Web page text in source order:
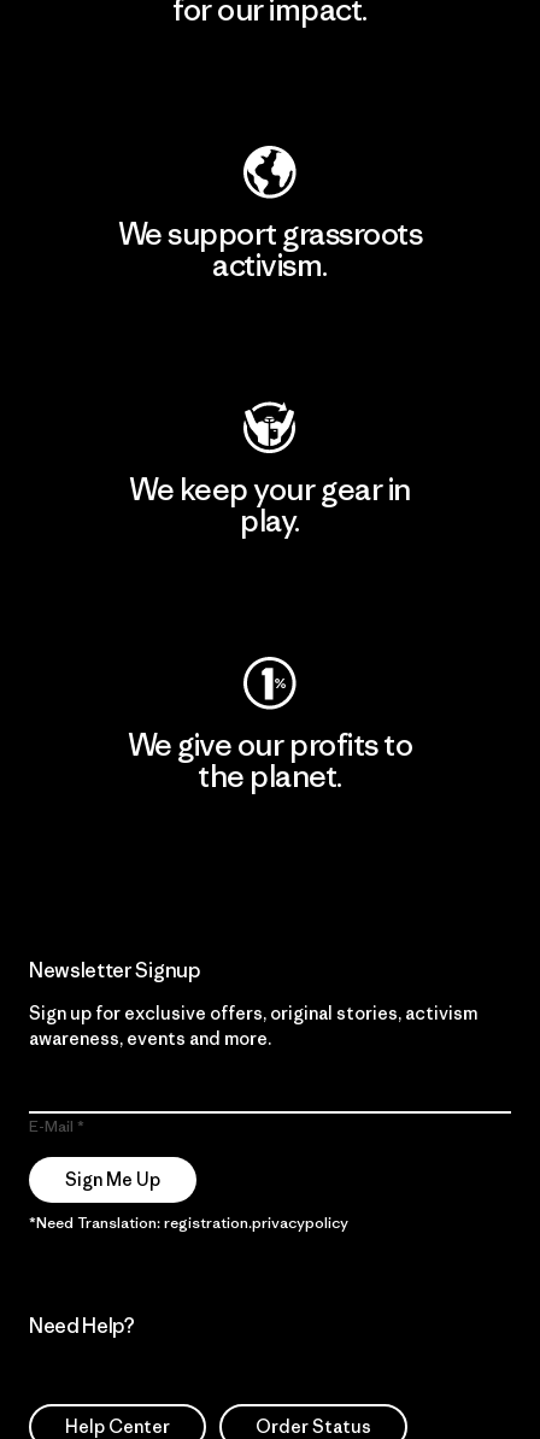
for our impact.
We support grassroots
activism.
We keep your gear in
play.
We give our profits to
the planet.
Newsletter Signup
Sign up for exclusive offers, original stories, activism
awareness, events and more.
E-Mail
Sign Me Up
*Need Translation: registration.privacypolicy
Need Help?
Help Center Order Status